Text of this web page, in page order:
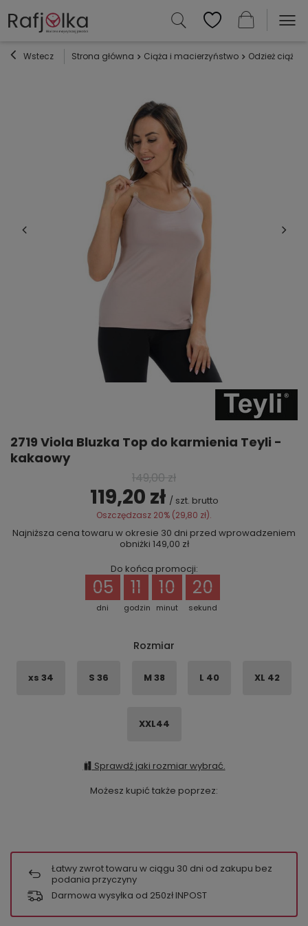
Wstecz Strona główna Ciąża i macierzyństwo Odzież
2719 Viola Bluzka Top do karmienia Teyli -
kakaowy
149,00 zł
119,20 zł / szt. brutto
Oszczędzasz 20% (29,80 zł).
Najniższa cena towaru w okresie 30 dni przed wprowadzeniem
obniżki 149,00 zł
Do końca promocji:
dni
05
godzin
11
minut
10
sekund
19
Rozmiar
xs 34 S 36 M 38 L 40 XL 42
XXL44
Sprawdź jaki rozmiar wybrać.
Możesz kupić także poprzez:
Łatwy zwrot towaru w ciągu 30 dni od zakupu bez
podania przyczyny
Darmowa wysyłka od 250zł INPOST